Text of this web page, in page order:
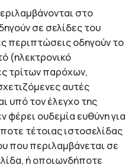
στο
σε σελίδες του
περιπτώσεις οδηγούν το
(ηλεκτρονικό
τρίτων παρόχων,
αυτές
υπό τον έλεγχο της
φέρει ουδεμία ευθύνη για
τέτοιας ιστοσελίδας
που περιλαμβάνεται σε
ή οποιωνδήποτε